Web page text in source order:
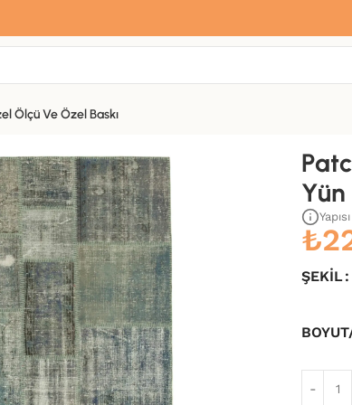
özel hoş geldin
Hemen üye ol, ilk siparişinde%10 indirimfırsatını
Ölçü Ve Özel Baskı
₺
ŞEKIL